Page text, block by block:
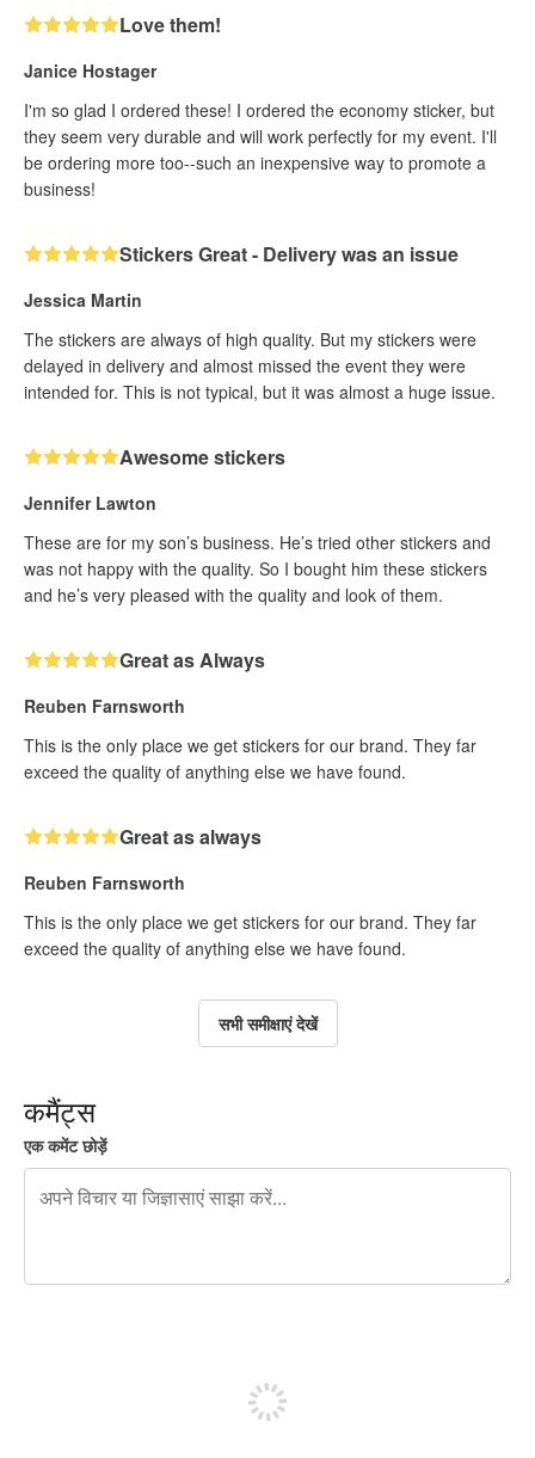
Love them!
Janice Hostager
I'm so glad I ordered these! I ordered the economy sticker, but
they seem very durable and will work perfectly for my event. I'll
be ordering more too--such an inexpensive way to promote a
business!
Stickers Great - Delivery was an issue
Jessica Martin
The stickers are always of high quality. But my stickers were
delayed in delivery and almost missed the event they were
intended for. This is not typical, but it was almost a huge issue.
Awesome stickers
Jennifer Lawton
These are for my son’s business. He’s tried other stickers and
was not happy with the quality. So I bought him these stickers
and he’s very pleased with the quality and look of them.
Great as Always
Reuben Farnsworth
This is the only place we get stickers for our brand. They far
exceed the quality of anything else we have found.
Great as always
Reuben Farnsworth
This is the only place we get stickers for our brand. They far
exceed the quality of anything else we have found.
सभी समीक्षाएं देखें
कमैंट्स
एक कमेंट छोड़ें